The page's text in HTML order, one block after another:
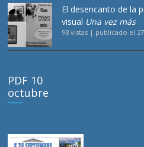
El desencanto de la
visual Una vez más
98 vistas | publicado el
PDF 10
octubre